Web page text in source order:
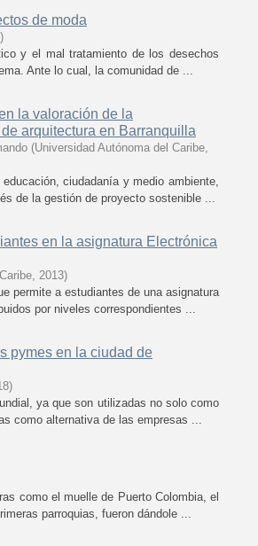
de moda
)
y el mal tratamiento de los desechos
Ante lo cual, la comunidad de ...
la valoración de la
arquitectura en Barranquilla
(Universidad Autónoma del Caribe,
ciudadanía y medio ambiente,
de la gestión de proyecto sostenible ...
en la asignatura Electrónica
, 2013)
permite a estudiantes de una asignatura
por niveles correspondientes ...
pymes en la ciudad de
)
ya que son utilizadas no solo como
como alternativa de las empresas ...
como el muelle de Puerto Colombia, el
parroquias, fueron dándole ...